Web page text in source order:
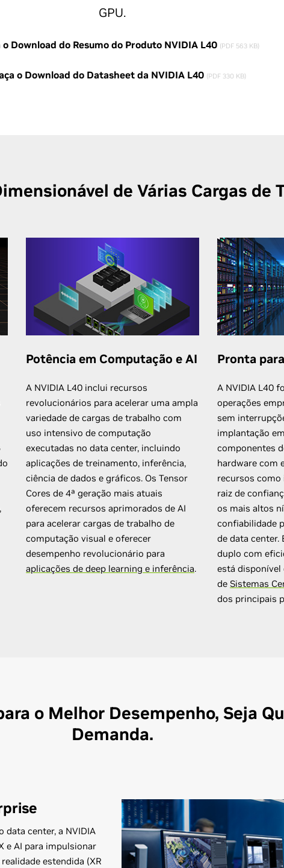
GPU.
o Download do Resumo do Produto NVIDIA L40 (PDF 563 KB)
o Download do Datasheet da NVIDIA L40 (PDF 330 KB)
de Várias Cargas de
Potência em Computação e AI
A NVIDIA L40 inclui recursos
revolucionários para acelerar uma ampla
variedade de cargas de trabalho com
uso intensivo de computação
executadas no data center, incluindo
aplicações de treinamento, inferência,
ciência de dados e gráficos. Os Tensor
Cores de 4ª geração mais atuais
oferecem recursos aprimorados de AI
para acelerar cargas de trabalho de
computação visual e oferecer
desempenho revolucionário para
aplicações de deep learning e inferência.
Pronta
A NVIDIA L40
operações
sem
implantação
componentes
hardware com
recursos como
raiz de
os mais altos
confiabilidade
de data center.
duplo com
está disponível
de Sistemas
dos principais
o Melhor Desempenho, Seja
Demanda.
data center, a NVIDIA
e AI para impulsionar
estendida (XR